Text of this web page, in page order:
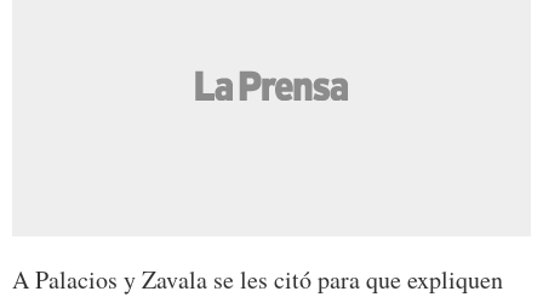
A Palacios y Zavala se les citó para que expliquen